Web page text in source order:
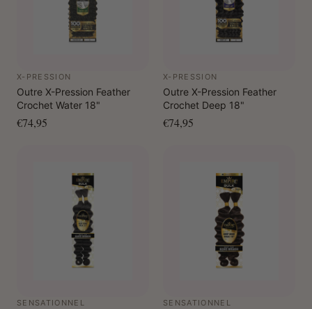
X-PRESSION
Outre X-Pression Feather
Crochet Water 18"
€74,95
X-PRESSION
Outre X-Pression Feather
Crochet Deep 18"
€74,95
SENSATIONNEL SENSATIONNEL